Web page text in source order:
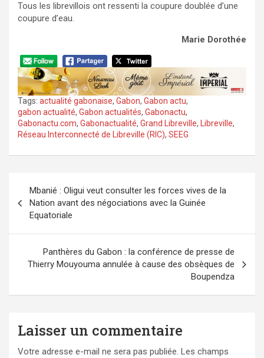
Tous les librevillois ont ressenti la coupure doublée d’une
coupure d’eau.
Marie Dorothée
Tags: actualité gabonaise, Gabon, Gabon actu,
gabon actualité, Gabon actualités, Gabonactu,
Gabonactu.com, Gabonactualité, Grand Libreville, Libreville,
Réseau Interconnecté de Libreville (RIC), SEEG
de
l’article
Mbanié : Oligui veut consulter les forces vives de la
Nation avant des négociations avec la Guinée
Equatoriale
Panthères du Gabon : la conférence de presse de
Thierry Mouyouma annulée à cause des obsèques de
Boupendza
Laisser un commentaire
Votre adresse e-mail ne sera pas publiée. Les champs